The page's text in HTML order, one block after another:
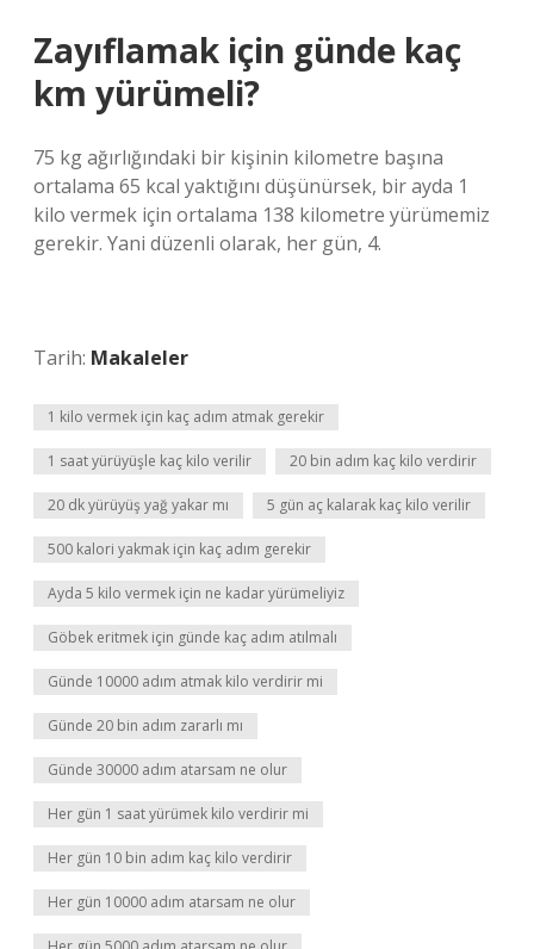
Zayıflamak için günde kaç
km yürümeli?
75 kg ağırlığındaki bir kişinin kilometre başına
ortalama 65 kcal yaktığını düşünürsek, bir ayda 1
kilo vermek için ortalama 138 kilometre yürümemiz
gerekir. Yani düzenli olarak, her gün, 4.
Tarih: Makaleler
1 kilo vermek için kaç adım atmak gerekir
1 saat yürüyüşle kaç kilo verilir 20 bin adım kaç kilo verdirir
20 dk yürüyüş yağ yakar mı 5 gün aç kalarak kaç kilo verilir
500 kalori yakmak için kaç adım gerekir
Ayda 5 kilo vermek için ne kadar yürümeliyiz
Göbek eritmek için günde kaç adım atılmalı
Günde 10000 adım atmak kilo verdirir mi
Günde 20 bin adım zararlı mı
Günde 30000 adım atarsam ne olur
Her gün 1 saat yürümek kilo verdirir mi
Her gün 10 bin adım kaç kilo verdirir
Her gün 10000 adım atarsam ne olur